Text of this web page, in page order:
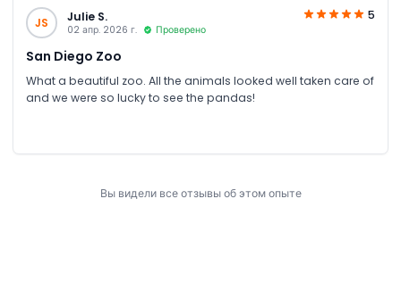
JS Julie S.
02 апр. 2026 г. Проверено
5
San Diego Zoo
What a beautiful zoo. All the animals looked well taken care of
and we were so lucky to see the pandas!
Вы видели все отзывы об этом опыте